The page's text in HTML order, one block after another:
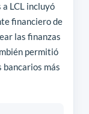
LCL incluyó
financiero de
las finanzas
permitió
bancarios más